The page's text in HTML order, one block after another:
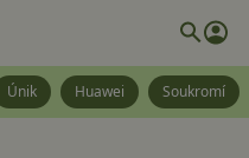
Únik Huawei Soukromí